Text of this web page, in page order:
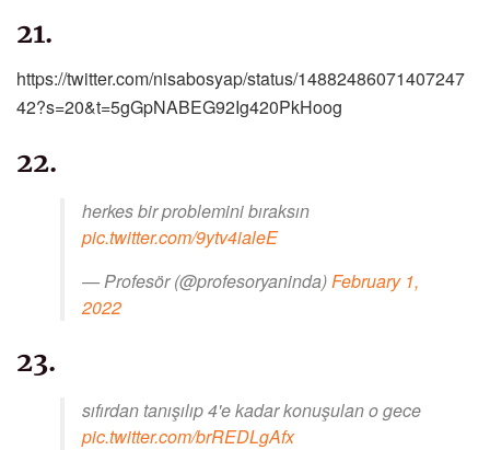
21.
https://twitter.com/nisabosyap/status/14882486071407247
42?s=20&t=5gGpNABEG92Ig420PkHoog
22.
herkes bir problemini bıraksın
pic.twitter.com/9ytv4ialeE
— Profesör (@profesoryaninda)February 1,
2022
23.
sıfırdan tanışılıp 4'e kadar konuşulan o gece
pic.twitter.com/brREDLgAfx